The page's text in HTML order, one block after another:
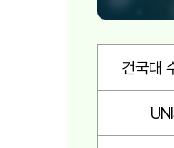
건국대